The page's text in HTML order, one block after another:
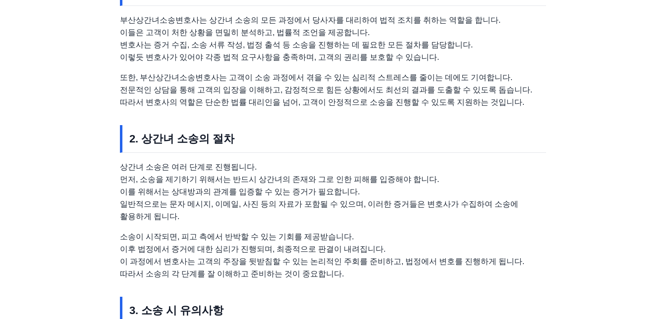
부산상간녀소송변호사는 상간녀 소송의 모든 과정에서 당사자를 대리하여 법적 조치를 취하는 역할을 합니다.
이들은 고객이 처한 상황을 면밀히 분석하고, 법률적 조언을 제공합니다.
변호사는 증거 수집, 소송 서류 작성, 법정 출석 등 소송을 진행하는 데 필요한 모든 절차를 담당합니다.
이렇듯 변호사가 있어야 각종 법적 요구사항을 충족하며, 고객의 권리를 보호할 수 있습니다.
또한, 부산상간녀소송변호사는 고객이 소송 과정에서 겪을 수 있는 심리적 스트레스를 줄이는 데에도 기여합니다.
전문적인 상담을 통해 고객의 입장을 이해하고, 감정적으로 힘든 상황에서도 최선의 결과를 도출할 수 있도록 돕습니다.
따라서 변호사의 역할은 단순한 법률 대리인을 넘어, 고객이 안정적으로 소송을 진행할 수 있도록 지원하는 것입니다.
2. 상간녀 소송의 절차
상간녀 소송은 여러 단계로 진행됩니다.
먼저, 소송을 제기하기 위해서는 반드시 상간녀의 존재와 그로 인한 피해를 입증해야 합니다.
이를 위해서는 상대방과의 관계를 입증할 수 있는 증거가 필요합니다.
일반적으로는 문자 메시지, 이메일, 사진 등의 자료가 포함될 수 있으며, 이러한 증거들은 변호사가 수집하여 소송에
활용하게 됩니다.
소송이 시작되면, 피고 측에서 반박할 수 있는 기회를 제공받습니다.
이후 법정에서 증거에 대한 심리가 진행되며, 최종적으로 판결이 내려집니다.
이 과정에서 변호사는 고객의 주장을 뒷받침할 수 있는 논리적인 주회를 준비하고, 법정에서 변호를 진행하게 됩니다.
따라서 소송의 각 단계를 잘 이해하고 준비하는 것이 중요합니다.
3. 소송 시 유의사항